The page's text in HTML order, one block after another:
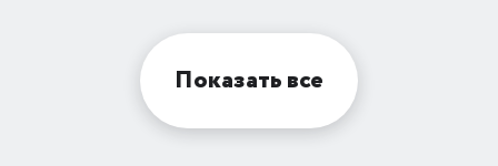
Показать все